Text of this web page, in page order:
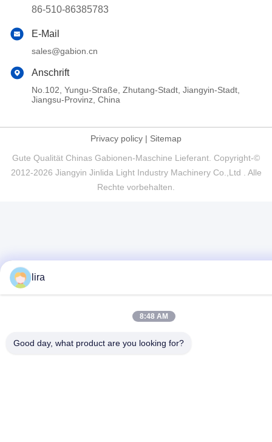
86-510-86385783
E-Mail
sales@gabion.cn
Anschrift
No.102, Yungu-Straße, Zhutang-Stadt, Jiangyin-Stadt,
Jiangsu-Provinz, China
Privacy policy | Sitemap
Gute Qualität Chinas Gabionen-Maschine Lieferant. Copyright-©
2012-2026 Jiangyin Jinlida Light Industry Machinery Co.,Ltd . Alle
Rechte vorbehalten.
lira
8:48 AM
Good day, what product are you looking for?